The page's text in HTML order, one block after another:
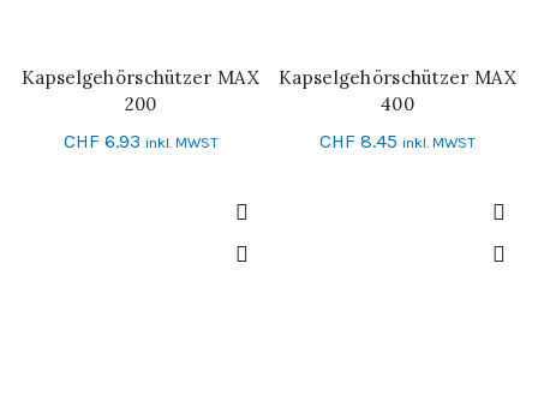
IN DEN WARENKORB
Kapselgehörschützer MAX
200
CHF 6.93 inkl. MWST
IN DEN WARENKORB
Kapselgehörschützer MAX
400
CHF 8.45 inkl. MWST